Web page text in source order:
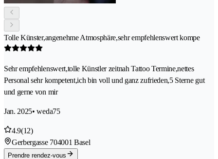
Tolle Künster,angenehme Atmosphäre,sehr empfehlenswert kompe
Sehr empfehlenswert,tolle Künstler zeitnah Tattoo Termine,nettes
Personal sehr kompetent,ich bin voll und ganz zufrieden,5 Sterne gut
und gerne von mir
Jan. 2025• weda75
4.9(12)
Gerbergasse 704001 Basel
Prendre rendez-vous